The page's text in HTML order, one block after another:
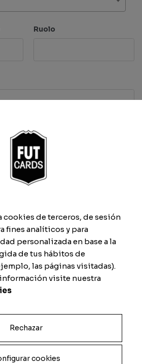
Ruolo
Difesa
Fisico
cookies de terceros, de sesión
fines analíticos y para
personalizada en base a la
de tus hábitos de
las páginas visitadas).
información visite nuestra
Rechazar
cookies